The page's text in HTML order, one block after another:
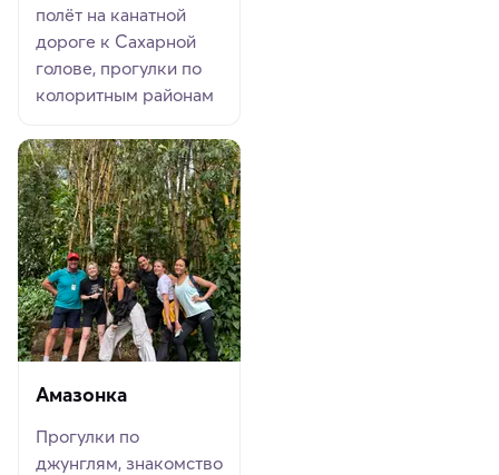
полёт на канатной
дороге к Сахарной
голове, прогулки по
колоритным районам
Амазонка
Прогулки по
джунглям, знакомство